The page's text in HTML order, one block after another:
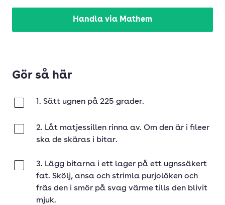
Handla via Mathem
Gör så här
1. Sätt ugnen på 225 grader.
2. Låt matjessillen rinna av. Om den är i fileer
ska de skäras i bitar.
3. Lägg bitarna i ett lager på ett ugnssäkert
fat. Skölj, ansa och strimla purjolöken och
fräs den i smör på svag värme tills den blivit
mjuk.